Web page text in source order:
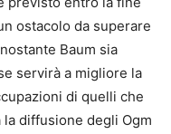
ostacolo da superare
Baum sia
servirà a migliore la
di quelli che
diffusione degli Ogm